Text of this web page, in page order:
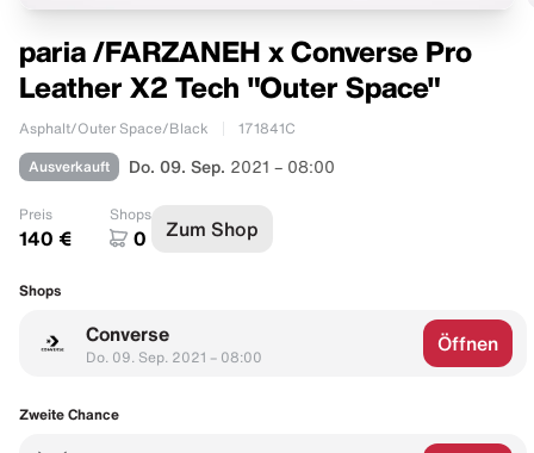
paria /FARZANEH x Converse Pro
Leather X2 Tech "Outer Space"
Asphalt/Outer Space/Black 171841C
Ausverkauft Do. 09. Sep. 2021 – 08:00
Preis
140 €
Shops
0 Zum Shop
Shops
Converse
Do. 09. Sep. 2021 – 08:00
Öffnen
Zweite Chance